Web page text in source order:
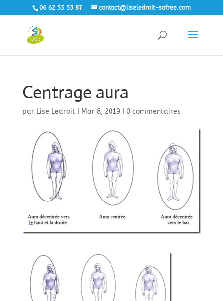
06 62 55 53 87 contact@liseledroit-sofree.com
Centrage aura
par Lise Ledroit| Mar 8, 2019| 0 commentaires